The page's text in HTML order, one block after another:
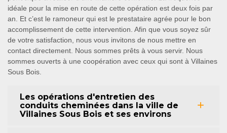
idéale pour la mise en route de cette opération est deux fois par
an. Et c’est le ramoneur qui est le prestataire agrée pour le bon
accomplissement de cette intervention. Afin que vous soyez sûr
de votre satisfaction, nous vous invitons de nous mettre en
contact directement. Nous sommes prêts à vous servir. Nous
sommes ouverts à une coopération avec ceux qui sont à Villaines
Sous Bois.
Les opérations d'entretien des
conduits cheminées dans la ville de
Villaines Sous Bois et ses environs